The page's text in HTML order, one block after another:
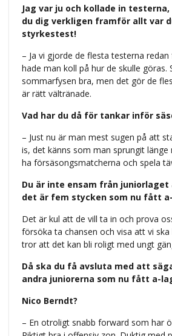
Jag var ju och kollade in
du dig verkligen framför allt var
styrkestest!
– Ja vi gjorde de flesta testerna
hade man koll på hur de skulle göras.
sommarfysen bra, men det gör de
är rätt vältränade.
Vad har du då för tankar inför
– Just nu är man mest sugen på att
is, det känns som man sprungit länge
ha försäsongsmatcherna och spela
Du är inte ensam från
det är fem stycken som nu fått
Det är kul att de vill ta in och prova
försöka ta chansen och visa att vi
tror att det kan bli roligt med ungt
Då ska du få avsluta med att
andra juniorerna som nu fått a-
Nico Berndt?
– En otroligt snabb forward som har